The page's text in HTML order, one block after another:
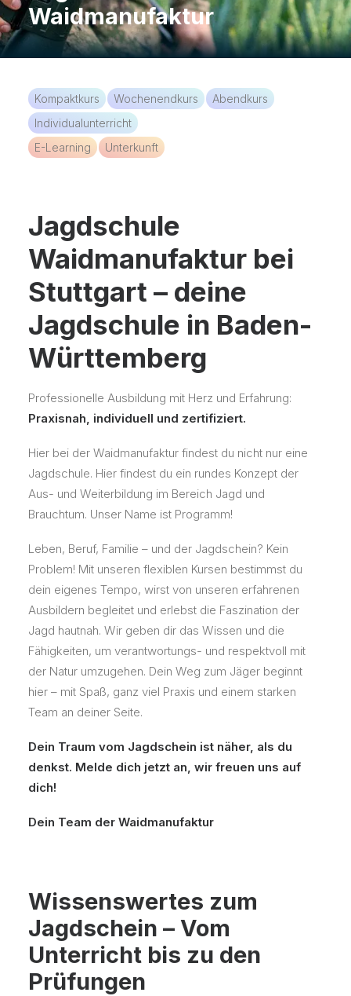
KOSTENLOSE APP
Waidmanufaktur
Kompaktkurs Wochenendkurs
Abendkurs
Individualunterricht
E-Learning
Unterkunft
Jagdschule
Waidmanufaktur bei
Stuttgart – deine
Jagdschule in Baden-
Württemberg
Professionelle Ausbildung mit Herz und Erfahrung:
Praxisnah, individuell und zertifiziert.
Hier bei der Waidmanufaktur findest du nicht nur eine
Jagdschule. Hier findest du ein rundes Konzept der
Aus- und Weiterbildung im Bereich Jagd und
Brauchtum. Unser Name ist Programm!
Leben, Beruf, Familie – und der Jagdschein? Kein
Problem! Mit unseren flexiblen Kursen bestimmst du
dein eigenes Tempo, wirst von unseren erfahrenen
Ausbildern begleitet und erlebst die Faszination der
Jagd hautnah. Wir geben dir das Wissen und die
Fähigkeiten, um verantwortungs- und respektvoll mit
der Natur umzugehen. Dein Weg zum Jäger beginnt
hier – mit Spaß, ganz viel Praxis und einem starken
Team an deiner Seite.
Dein Traum vom Jagdschein ist näher, als du
denkst. Melde dich jetzt an, wir freuen uns auf
dich!
Dein Team der Waidmanufaktur
Wissenswertes zum
Jagdschein – Vom
Unterricht bis zu den
Prüfungen